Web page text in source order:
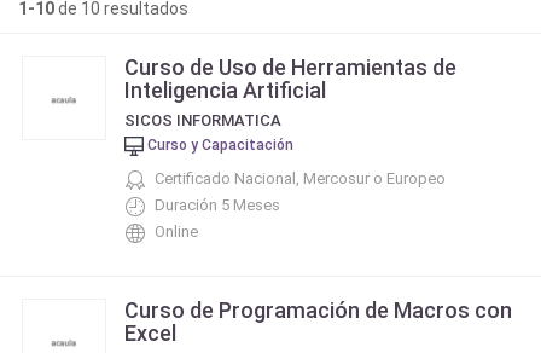
1-10de 10 resultados
Curso de Uso de Herramientas de
Inteligencia Artificial
SICOS INFORMATICA
Curso y Capacitación
Certificado Nacional, Mercosur o Europeo
Duración 5 Meses
Online
Curso de Programación de Macros con
Excel